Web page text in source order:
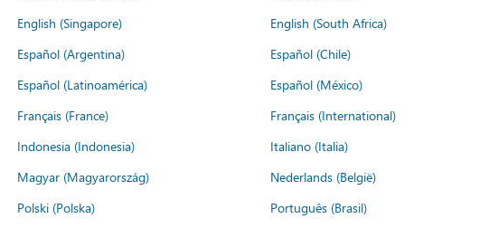
English (Singapore) English (South Africa)
Español (Argentina) Español (Chile)
Español (Latinoamérica) Español (México)
Français (France) Français (International)
Indonesia (Indonesia) Italiano (Italia)
Magyar (Magyarország) Nederlands (België)
Polski (Polska) Português (Brasil)